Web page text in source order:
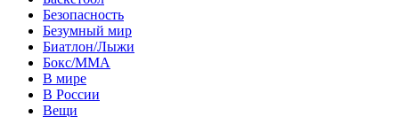
Безопасность
Безумный мир
Биатлон/Лыжи
Бокс/MMA
В мире
В России
Вещи